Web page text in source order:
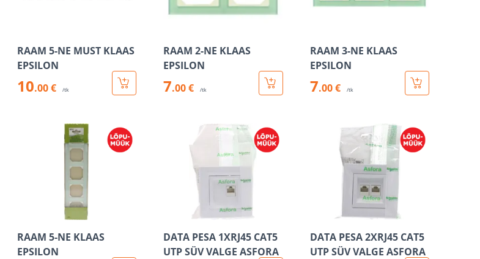
RAAM 5-NE MUST KLAAS
EPSILON
10.00 € /tk
RAAM 2-NE KLAAS
EPSILON
7.00 € /tk
RAAM 3-NE KLAAS
EPSILON
7.00 € /tk
RAAM 5-NE KLAAS
EPSILON
DATA PESA 1XRJ45 CAT5
UTP SÜV VALGE ASFORA
DATA PESA 2XRJ45 CAT5
UTP SÜV VALGE ASFORA